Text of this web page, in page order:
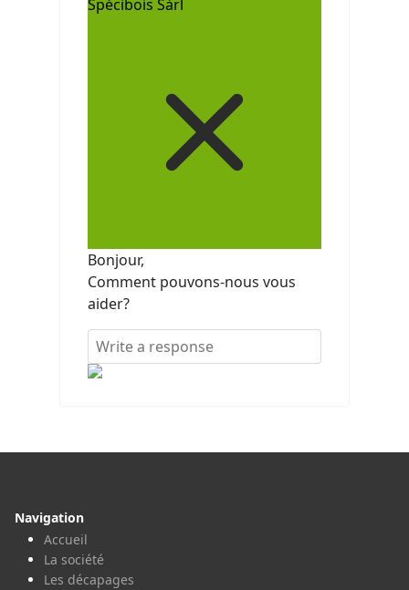
Spécibois Sàrl
Bonjour,
Comment pouvons-nous vous
aider?
Navigation
Accueil
La société
Les décapages